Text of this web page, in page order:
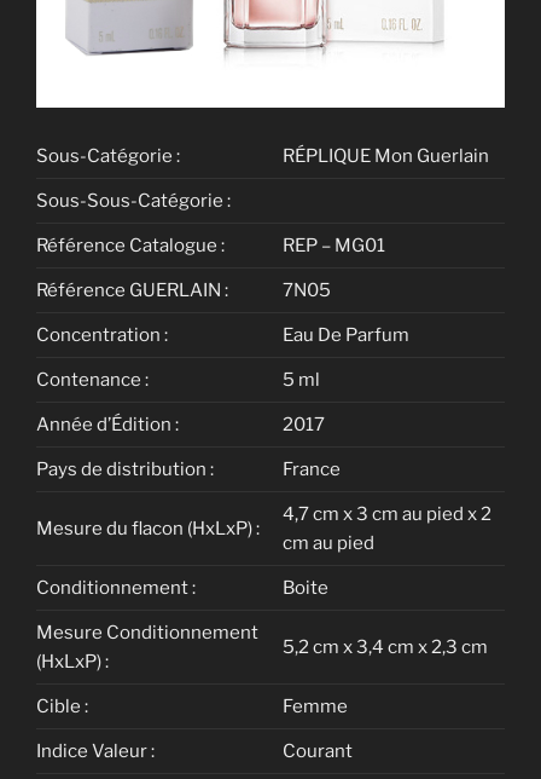
Sous-Catégorie : RÉPLIQUE Mon Guerlain
Sous-Sous-Catégorie :
Référence Catalogue : REP – MG01
Référence GUERLAIN : 7N05
Concentration : Eau De Parfum
Contenance : 5 ml
Année d’Édition : 2017
Pays de distribution : France
Mesure du flacon (HxLxP) :
4,7 cm x 3 cm au pied x 2
cm au pied
Conditionnement : Boite
Mesure Conditionnement
(HxLxP) :
5,2 cm x 3,4 cm x 2,3 cm
Cible : Femme
Indice Valeur : Courant